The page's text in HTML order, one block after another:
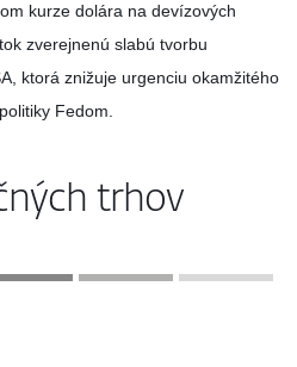
kurze dolára na devízových
zverejnenú slabú tvorbu
ktorá znižuje urgenciu okamžitého
Fedom.
trhov